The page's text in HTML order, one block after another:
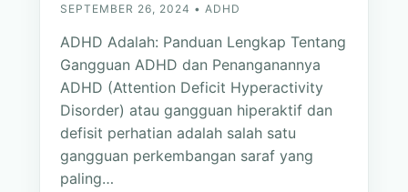
SEPTEMBER 26, 2024 • ADHD
ADHD Adalah: Panduan Lengkap Tentang
Gangguan ADHD dan Penanganannya
ADHD (Attention Deficit Hyperactivity
Disorder) atau gangguan hiperaktif dan
defisit perhatian adalah salah satu
gangguan perkembangan saraf yang
paling…